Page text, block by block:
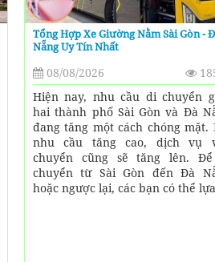
Tổng Hợp Xe Giường Nằm Sài Gòn -
Nẵng Uy Tín Nhất
08/08/2026
Hiện nay, nhu cầu di chuyển
hai thành phố Sài Gòn và Đà
đang tăng một cách chóng mặt.
nhu cầu tăng cao, dịch vụ
chuyển cũng sẽ tăng lên.
chuyển từ Sài Gòn đến Đà
hoặc ngược lại, các bạn có thể